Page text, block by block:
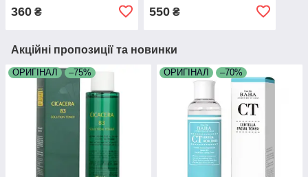
360 ₴ 550₴
Акційні пропозиції та новинки
ОРИГІНАЛ –75% ОРИГІНАЛ –70%